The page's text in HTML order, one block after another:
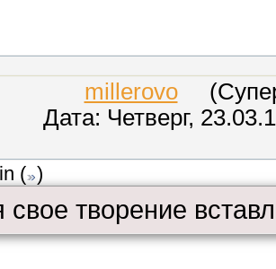
millerovo
Дата: Четверг,
( )
свое творение